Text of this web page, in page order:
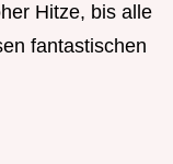
Hitze, bis alle
fantastischen